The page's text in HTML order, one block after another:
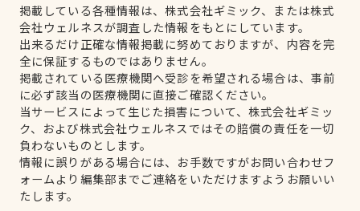
掲載している各種情報は、株式会社ギミック、または株式
会社ウェルネスが調査した情報をもとにしています。
出来るだけ正確な情報掲載に努めておりますが、内容を完
全に保証するものではありません。
掲載されている医療機関へ受診を希望される場合は、事前
に必ず該当の医療機関に直接ご確認ください。
当サービスによって生じた損害について、株式会社ギミッ
ク、および株式会社ウェルネスではその賠償の責任を一切
負わないものとします。
情報に誤りがある場合には、お手数ですがお問い合わせフ
ォームより編集部までご連絡をいただけますようお願いい
たします。